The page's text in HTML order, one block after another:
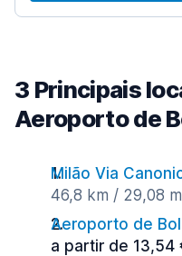
3 Principais
Aeroporto de
Milão Via
46,8 km / 29,08
Aeroporto de
a partir de 13,54